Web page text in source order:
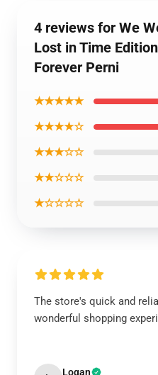
4 reviews for We
Lost in Time
Forever Perni
★★★★★
★★★★☆
★★★☆☆
★★☆☆☆
★☆☆☆☆
The store's quick and
wonderful shopping
Logan